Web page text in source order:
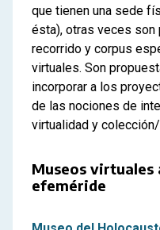
que tienen una sede
ésta), otras veces
recorrido y corpus
virtuales. Son
incorporar a los
de las nociones de
virtualidad y
Museos virtuales
efeméride